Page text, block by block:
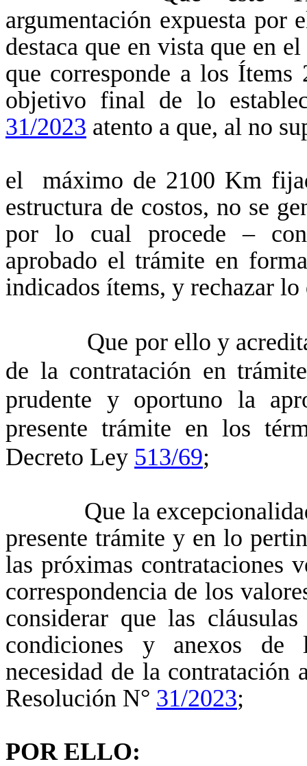
argumentación expuesta por
destaca que en vista que en
que corresponde a los
objetivo final de lo
31/2023 atento a que, al no
el máximo de 2100 Km
estructura de costos, no se
por lo cual procede – con
aprobado el trámite en
indicados ítems, y rechazar
Que por ello y
de la contratación en
prudente y oportuno la
presente trámite en los
Decreto Ley 513/69;
Que la excepcionalidad
presente trámite y en lo
las próximas contrataciones
correspondencia de los
considerar que las
condiciones y anexos de
necesidad de la
Resolución N° 31/2023;
POR